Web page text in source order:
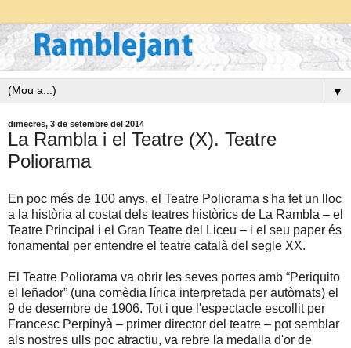
▼
dimecres, 3 de setembre del 2014
La Rambla i el Teatre (X). Teatre
Poliorama
En poc més de 100 anys, el Teatre Poliorama s'ha fet un lloc
a la història al costat dels teatres històrics de La Rambla – el
Teatre Principal i el Gran Teatre del Liceu – i el seu paper és
fonamental per entendre el teatre català del segle XX.
El Teatre Poliorama va obrir les seves portes amb “Periquito
el leñador” (una comèdia lírica interpretada per autòmats) el
9 de desembre de 1906. Tot i que l'espectacle escollit per
Francesc Perpinyà – primer director del teatre – pot semblar
als nostres ulls poc atractiu, va rebre la medalla d'or de